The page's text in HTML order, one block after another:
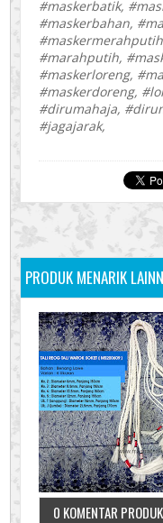
#maskerbatik,
#maskerbahan,
#marahputih,
#maskerloreng,
#maskerdoreng,
#dirumahaja,
#jagajarak,
PRODUK MENARIK
0 KOMENTAR PRODUK